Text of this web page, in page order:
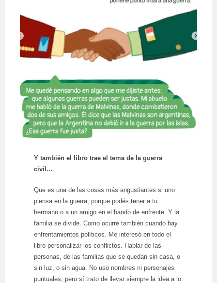
Y también el libro trae el tema de la guerra
civil…
Que es una de las cosas más angustiantes si uno
piensa en la guerra, porque podés tener a tu
hermano o a un amigo en el bando de enfrente. Y la
familia se divide. Como ocurre también cuando hay
enfrentamientos políticos. Me interesó en todo el
libro personalizar los conflictos. Hablar de las
personas, de las familias que se quedan sin casa, o
sin luz, o sin agua. No uso nombres ni personajes
puntuales, pero sí trato de llevar siempre la idea a lo